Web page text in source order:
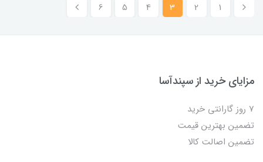
1
2
3
4
5
6
مزایای خرید از سپندآسا
7 روز گارانتی خرید
تضمین بهترین قیمت
تضمین اصالت کالا